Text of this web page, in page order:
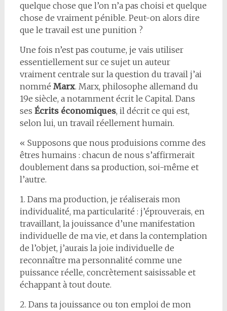
quelque chose que l’on n’a pas choisi et quelque
chose de vraiment pénible. Peut-on alors dire
que le travail est une punition ?
Une fois n’est pas coutume, je vais utiliser
essentiellement sur ce sujet un auteur
vraiment centrale sur la question du travail j’ai
nommé Marx. Marx, philosophe allemand du
19e siècle, a notamment écrit le Capital. Dans
ses Écrits économiques, il décrit ce qui est,
selon lui, un travail réellement humain.
« Supposons que nous produisions comme des
êtres humains : chacun de nous s’affirmerait
doublement dans sa production, soi-même et
l’autre.
1. Dans ma production, je réaliserais mon
individualité, ma particularité : j’éprouverais, en
travaillant, la jouissance d’une manifestation
individuelle de ma vie, et dans la contemplation
de l’objet, j’aurais la joie individuelle de
reconnaître ma personnalité comme une
puissance réelle, concrètement saisissable et
échappant à tout doute.
2. Dans ta jouissance ou ton emploi de mon